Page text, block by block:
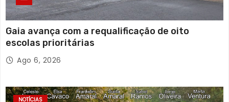
Gaia avança com a requalificação de oito
escolas prioritárias
Ago 6, 2026
NOTÍCIAS